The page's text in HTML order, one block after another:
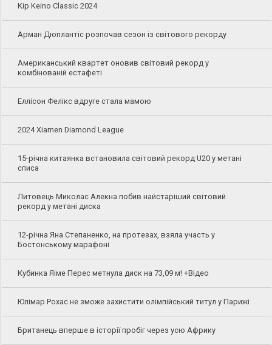
Kip Keino Classic 2024
Арман Дюплантіс розпочав сезон із світового рекорду
Американський квартет оновив світовий рекорд у
комбінованій естафеті
Еллісон Фелікс вдруге стала мамою
2024 Xiamen Diamond League
15-річна китаянка встановила світовий рекорд U20 у метані
списа
Литовець Миколас Алекна побив найстаріший світовий
рекорд у метані диска
12-річна Яна Степаненко, на протезах, взяла участь у
Бостонському марафоні
Кубинка Яіме Перес метнула диск на 73,09 м! +Відео
Юлімар Рохас не зможе захистити олімпійський титул у Парижі
Британець вперше в історії пробіг через усю Африку